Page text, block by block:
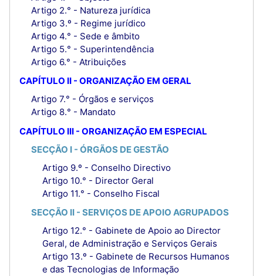
Artigo 2.° - Natureza jurídica
Artigo 3.º - Regime jurídico
Artigo 4.° - Sede e âmbito
Artigo 5.° - Superintendência
Artigo 6.° - Atribuições
CAPÍTULO II - ORGANIZAÇÃO EM GERAL
Artigo 7.° - Órgãos e serviços
Artigo 8.° - Mandato
CAPÍTULO III - ORGANIZAÇÃO EM ESPECIAL
SECÇÃO I - ÓRGÃOS DE GESTÃO
Artigo 9.º - Conselho Directivo
Artigo 10.° - Director Geral
Artigo 11.° - Conselho Fiscal
SECÇÃO II - SERVIÇOS DE APOIO AGRUPADOS
Artigo 12.° - Gabinete de Apoio ao Director
Geral, de Administração e Serviços Gerais
Artigo 13.º - Gabinete de Recursos Humanos
e das Tecnologias de Informação